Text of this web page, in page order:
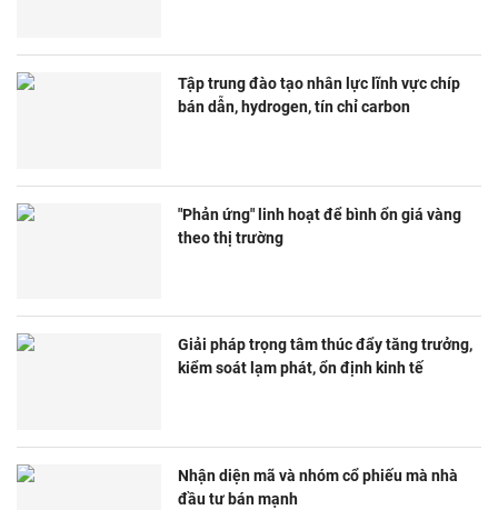
Tập trung đào tạo nhân lực lĩnh vực chíp
bán dẫn, hydrogen, tín chỉ carbon
"Phản ứng" linh hoạt để bình ổn giá vàng
theo thị trường
Giải pháp trọng tâm thúc đẩy tăng trưởng,
kiểm soát lạm phát, ổn định kinh tế
Nhận diện mã và nhóm cổ phiếu mà nhà
đầu tư bán mạnh